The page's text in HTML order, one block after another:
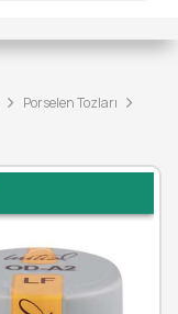
Porselen Tozları